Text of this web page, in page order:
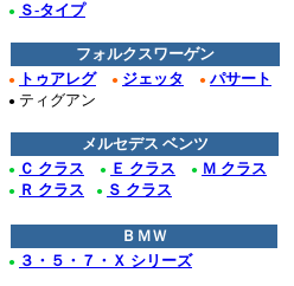
● Ｓ-タイプ
フォルクスワーゲン
● トゥアレグ ● ジェッタ ● パサート
● ティグアン
メルセデス ベンツ
● Ｃ クラス ● Ｅ クラス ● Ｍ クラス
● Ｒ クラス ● Ｓ クラス
ＢＭＷ
● ３・５・７・Ｘ シリーズ